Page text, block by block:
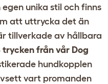
unika stil och finns
att uttrycka det än
tillverkade av hållbara
trycken från vår Dog
hundkopplen
vart promanden